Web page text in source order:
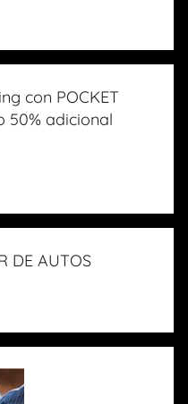
con POCKET
50% adicional
DE AUTOS